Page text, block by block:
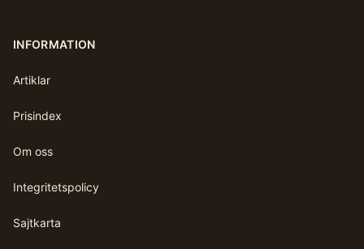
INFORMATION
Artiklar
Prisindex
Om oss
Integritetspolicy
Sajtkarta